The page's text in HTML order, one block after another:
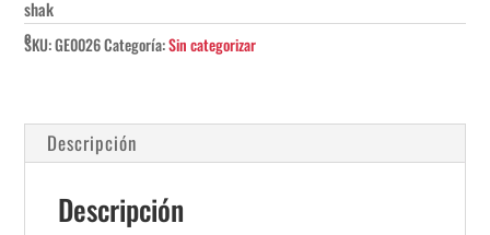
Placard.
Tira
cantidad
SKU:GE0026Categoría:Sin categorizar
Descripción
Descripción